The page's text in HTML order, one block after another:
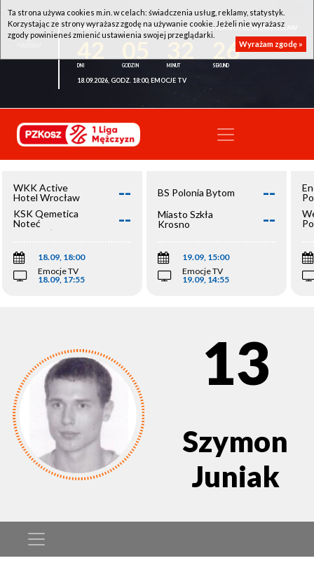
WKK ACTIVE HOTEL WROCŁAW - KSK QEMETICA NOTEĆ INOWROCŁAW
26
18.09.2026, GODZ. 18:00, EMOCJE TV
WKK Active
Hotel Wrocław
--
KSK Qemetica
Noteć
Inowrocław
--
18.09, 18:00
Emocje TV
18.09, 17:55
BS Polonia Bytom --
Miasto Szkła
Krosno
--
19.09, 15:00
Emocje TV
19.09, 14:55
13
Szymon
Juniak
Ta strona używa cookies m.in. w celach: świadczenia usług, reklamy, statystyk.
Korzystając ze strony wyrażasz zgodę na używanie cookie. Jeżeli nie wyrażasz
zgody powinieneś zmienić ustawienia swojej przeglądarki.
Wyrażam zgodę »